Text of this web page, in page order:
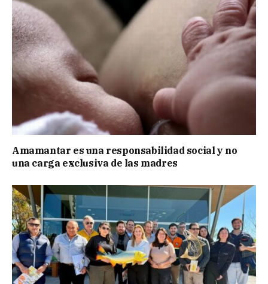
Amamantar es una responsabilidad social y no
una carga exclusiva de las madres